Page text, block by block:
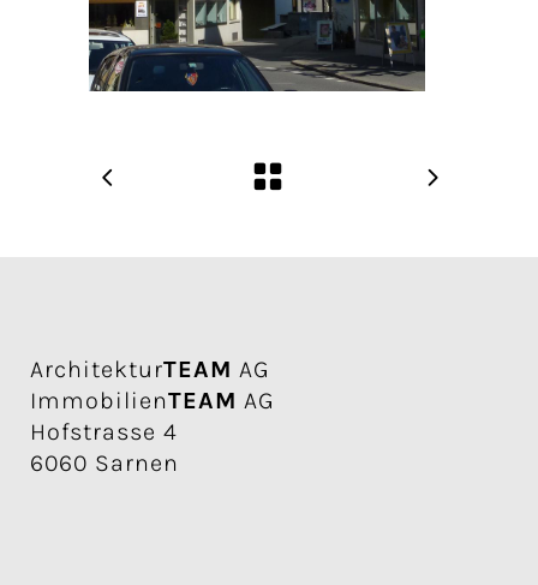
ArchitekturTEAM AG
ImmobilienTEAM AG
Hofstrasse 4
6060 Sarnen